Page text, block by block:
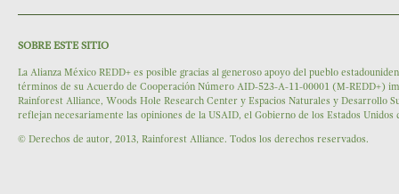
SOBRE ESTE SITIO
La Alianza México REDD+ es posible gracias al generoso apoyo del pueblo
términos de su Acuerdo de Cooperación Número AID-523-A-11-00001 (M-REDD+)
Rainforest Alliance, Woods Hole Research Center y Espacios Naturales y Desarrollo
reflejan necesariamente las opiniones de la USAID, el Gobierno de los Estados Unidos
© Derechos de autor, 2013, Rainforest Alliance. Todos los derechos reservados.